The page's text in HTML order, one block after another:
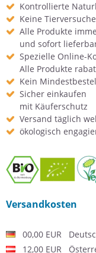
Kontrollierte
Keine Tierversuche
Alle Produkte
und sofort
Spezielle Online-
Alle Produkte
Kein
Sicher einkaufen
mit Käuferschutz
Versand täglich
ökologisch
Versandkosten
00,00 EUR
12,00 EUR